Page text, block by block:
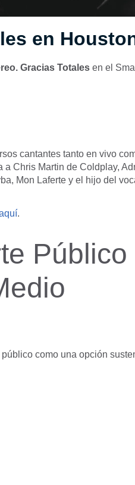
en
Gracias Totales en el
cantantes tanto en vivo
Chris Martin de Coldplay,
Mon Laferte y el hijo del
.
Público
como una opción